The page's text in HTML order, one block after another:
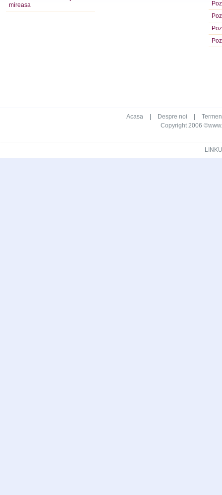
mireasa
Acasa Despre noi
Copyright 2006